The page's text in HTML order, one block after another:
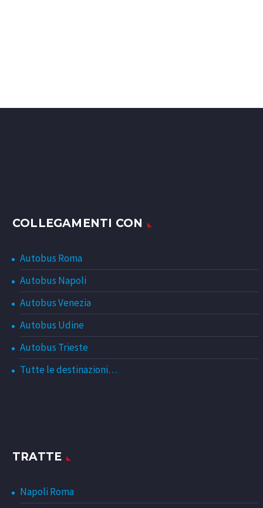
COLLEGAMENTI CON
Autobus Roma
Autobus Napoli
Autobus Venezia
Autobus Udine
Autobus Trieste
Tutte le destinazioni…
TRATTE
Napoli Roma